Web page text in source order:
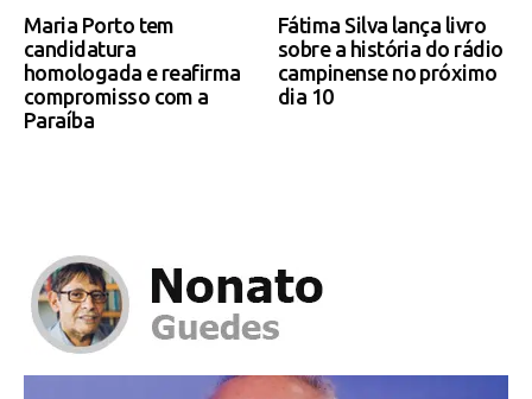
Maria Porto tem
candidatura
homologada e reafirma
compromisso com a
Paraíba
Fátima Silva lança livro
sobre a história do rádio
campinense no próximo
dia 10